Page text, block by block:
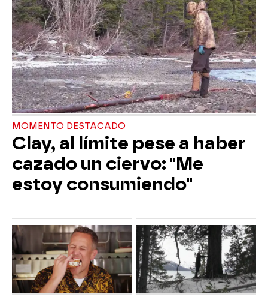
MOMENTO DESTACADO
Clay, al límite pese a haber
cazado un ciervo: "Me
estoy consumiendo"